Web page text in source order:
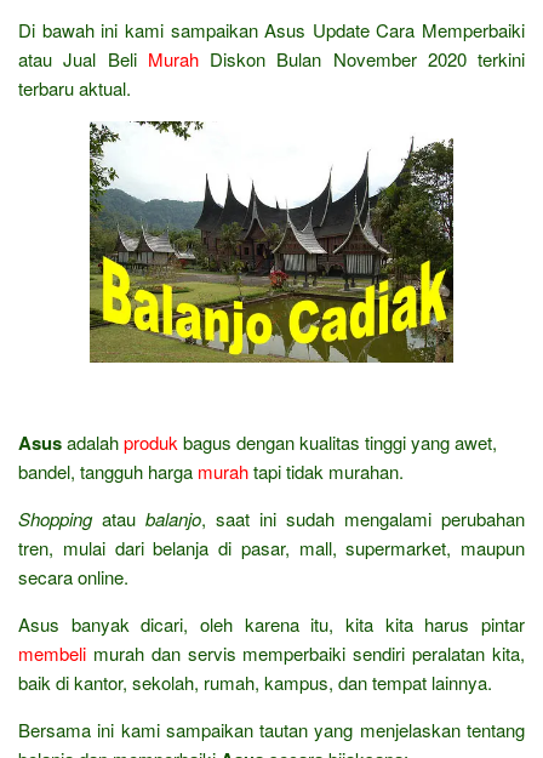
Di bawah ini kami sampaikan Asus Update Cara Memperbaiki
atau Jual Beli MurahDiskon Bulan November 2020 terkini
terbaru aktual.
Asusadalahproduk bagus dengan kualitas tinggi yang awet,
bandel, tangguh harga murahtapi tidak murahan.
Shoppingatau balanjo, saat ini sudah mengalami perubahan
tren, mulai dari belanja di pasar, mall, supermarket, maupun
secara online.
Asus banyak dicari, oleh karena itu, kita kita harus pintar
membeli murah dan servis memperbaiki sendiri peralatan kita,
baik di kantor, sekolah, rumah, kampus, dan tempat lainnya.
Bersama ini kami sampaikan tautan yang menjelaskan tentang